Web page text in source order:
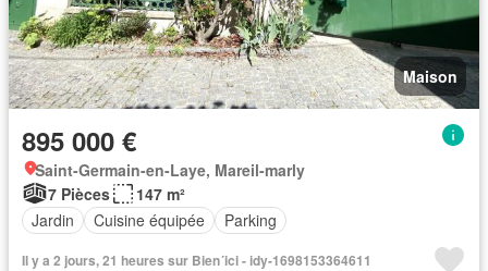
Maison
895 000 €
Saint-Germain-en-Laye, Mareil-marly
7 Pièces
147 m²
Jardin
Cuisine équipée Parking
Il y a 2 jours, 21 heures sur Bien´ici - idy-1698153364611